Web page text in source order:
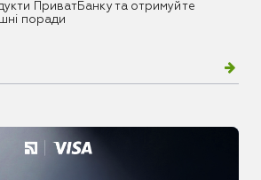
ПриватБанку та отримуйте
поради